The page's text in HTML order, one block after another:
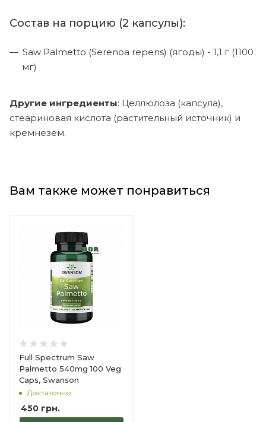
Состав на порцию (2 капсулы):
Saw Palmetto (Serenoa repens) (ягоды) - 1,1 г (1100
мг)
Другие ингредиенты: Целлюлоза (капсула),
стеариновая кислота (растительный источник) и
кремнезем.
Вам также может понравиться
Full Spectrum Saw
Palmetto 540mg 100 Veg
Caps, Swanson
Достаточно
450 грн.